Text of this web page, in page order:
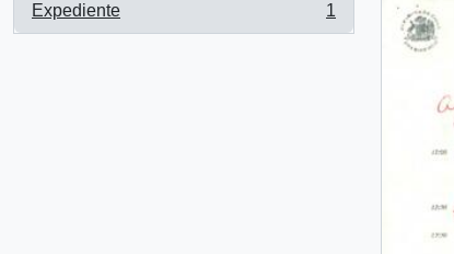
Expediente
, 1 resultados
1